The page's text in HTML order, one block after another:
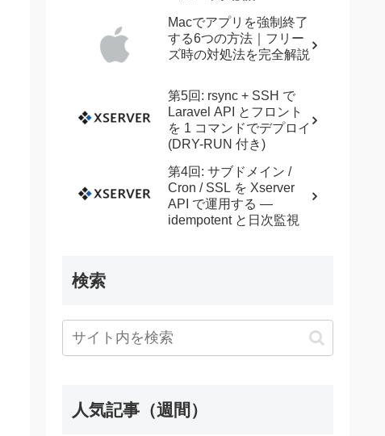
Macでアプリを強制終了
する6つの方法｜フリー
ズ時の対処法を完全解説
第5回: rsync + SSH で
Laravel API とフロント
を 1 コマンドでデプロイ
(DRY-RUN 付き)
第4回: サブドメイン /
Cron / SSL を Xserver
API で運用する —
idempotent と日次監視
検索
人気記事（週間）